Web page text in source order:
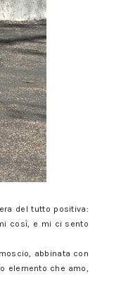
del tutto positiva:
così, e mi ci sento
abbinata con
elemento che amo,